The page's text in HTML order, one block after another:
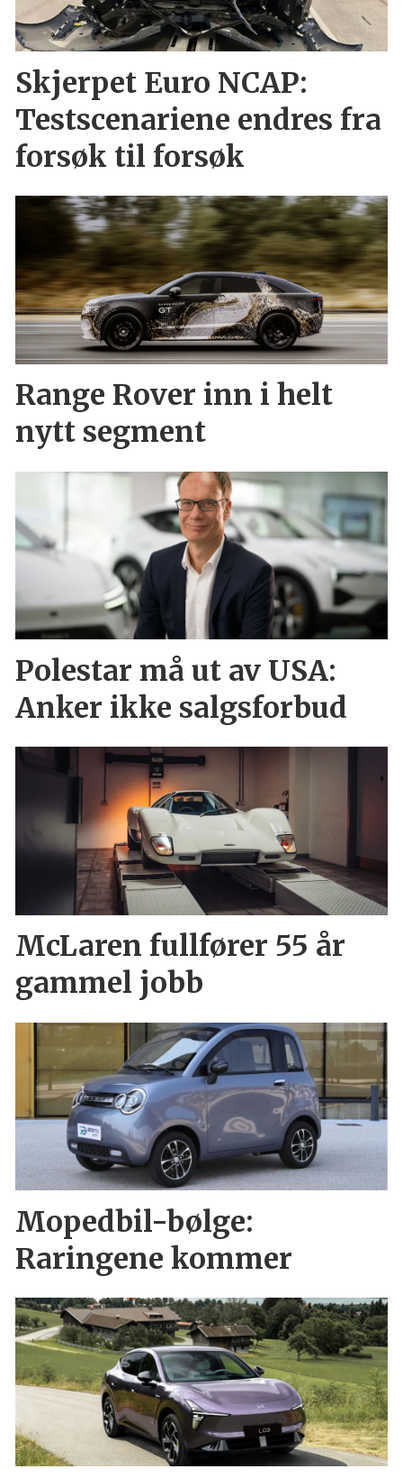
Skjerpet Euro NCAP:
Testscenariene endres fra
forsøk til forsøk
Range Rover inn i helt
nytt segment
Polestar må ut av USA:
Anker ikke salgsforbud
McLaren fullfører 55 år
gammel jobb
Mopedbil-bølge:
Raringene kommer